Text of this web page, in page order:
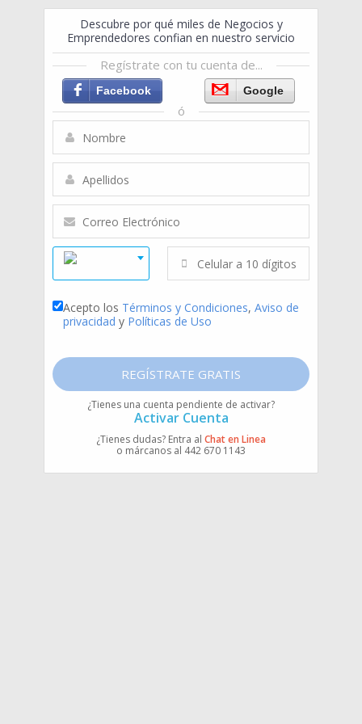
Descubre por qué miles de Negocios y
Emprendedores confian en nuestro servicio
Regístrate con tu cuenta de...
Facebook Google
ó
Acepto los Términos y Condiciones, Aviso de
privacidad y Políticas de Uso
REGÍSTRATE GRATIS
¿Tienes una cuenta pendiente de activar?
Activar Cuenta
¿Tienes dudas? Entra al Chat en Linea
o márcanos al 442 670 1143